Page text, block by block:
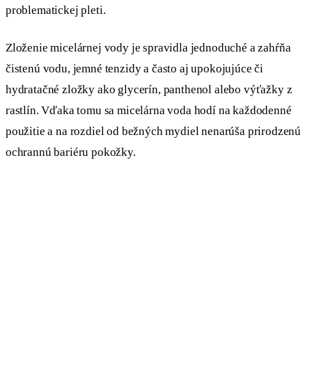
problematickej pleti.
Zloženie micelárnej vody je spravidla jednoduché a zahŕňa
čistenú vodu, jemné tenzidy a často aj upokojujúce či
hydratačné zložky ako glycerín, panthenol alebo výťažky z
rastlín. Vďaka tomu sa micelárna voda hodí na každodenné
použitie a na rozdiel od bežných mydiel nenarúša prirodzenú
ochrannú bariéru pokožky.